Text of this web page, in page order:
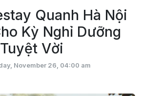
Quanh Hà Nội
Kỳ Nghỉ Dưỡng
Tuyệt Vời
November 26, 04:00 am